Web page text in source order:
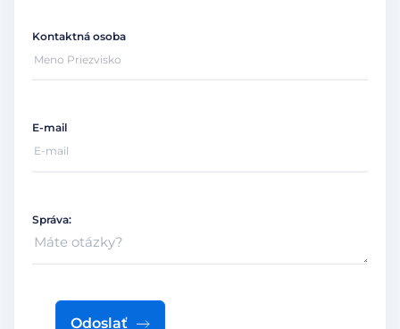
Kontaktná osoba
E-mail
Správa:
Odoslať